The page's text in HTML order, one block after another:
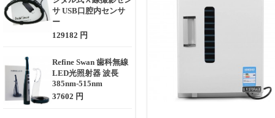
サ USB口腔内センサ
ー
129182 円
Refine Swan 歯科無線
LED光照射器 波長
385nm-515nm
37602 円